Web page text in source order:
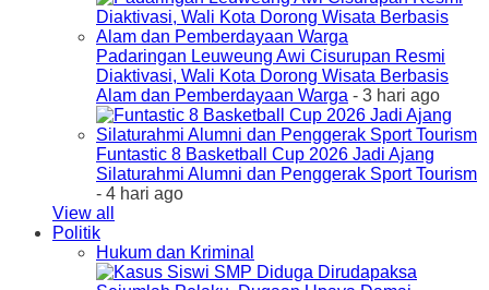
Padaringan Leuweung Awi Cisurupan Resmi
Diaktivasi, Wali Kota Dorong Wisata Berbasis
Alam dan Pemberdayaan Warga - 3 hari ago
Funtastic 8 Basketball Cup 2026 Jadi Ajang
Silaturahmi Alumni dan Penggerak Sport Tourism
- 4 hari ago
View all
Politik
Hukum dan Kriminal